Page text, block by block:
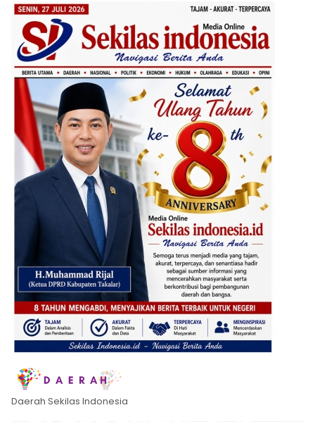
Daerah Sekilas Indonesia